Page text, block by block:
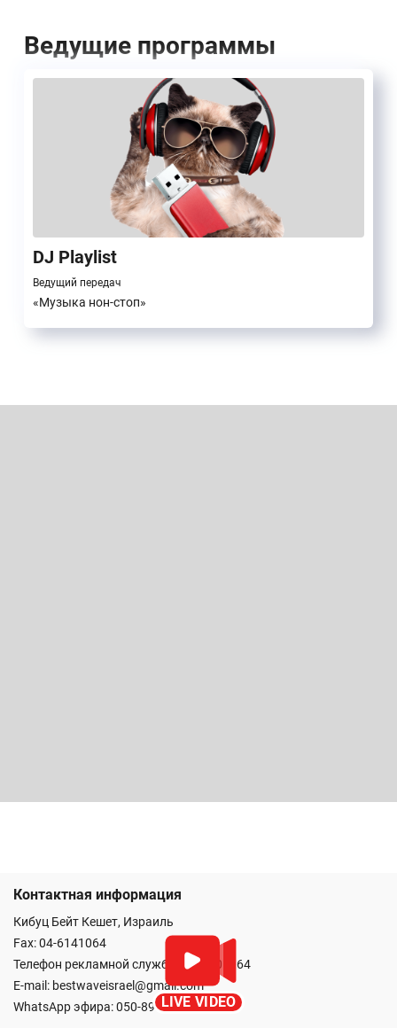
Ведущие программы
DJ Playlist
Ведущий передач
«Музыка нон-стоп»
LIVE VIDEO
Контактная информация
Кибуц Бейт Кешет, Израиль
Fax: 04-6141064
Телефон рекламной службы: 04-6101064
E-mail: bestwaveisrael@gmail.com
WhatsApp эфира:050-8911064